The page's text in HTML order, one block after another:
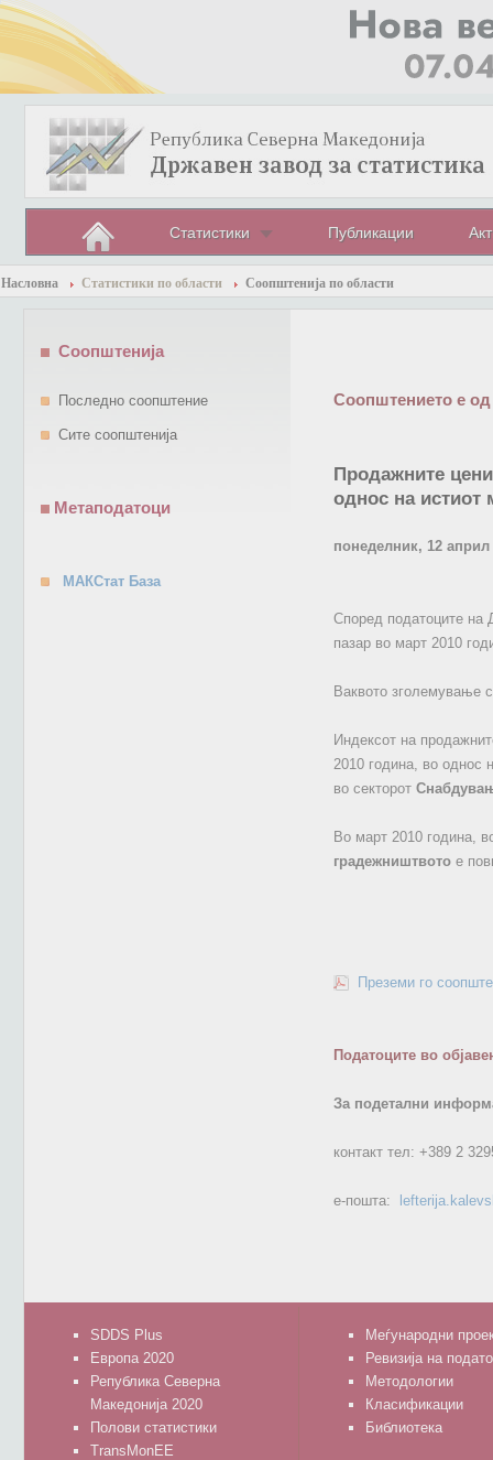
Статистики Публикации
Насловна Статистики по области Соопштенија по области
Соопштението е од
Продажните
однос на истиот
понеделник, 12 април
Според податоците на
пазар во март 2010
Ваквото зголемување
Индексот на
2010 година, во однос
во секторот
Во март 2010 година,
градежништвотое
Преземи го
Податоците во
За подетални
контакт тел: +389 2
е-пошта:
Соопштенија
Последно соопштение
Сите соопштенија
Метаподатоци
МАКСтат База
SDDS Plus
Европа 2020
Република Северна
Македонија 2020
Полови статистики
TransMonEE
Меѓународни
Ревизија на
Методологии
Класификации
Библиотека